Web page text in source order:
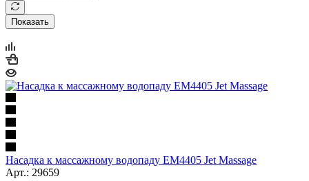
Показать
Насадка к массажному водопаду EM4405 Jet Massage
Арт.: 29659